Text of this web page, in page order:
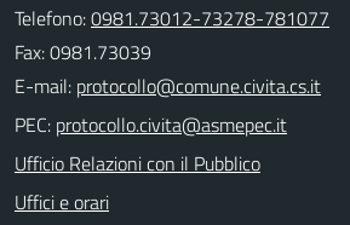
Telefono:0981.73012-73278-781077
Fax: 0981.73039
E-mail:
PEC:
Ufficio Relazioni con il Pubblico
Uffici e orari